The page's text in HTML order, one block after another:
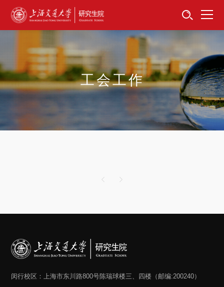
首页
招生工作
培养服务
选择身份
信息系统
工会工作
闵行校区：上海市东川路800号陈瑞球楼三、四楼（邮编:200240）